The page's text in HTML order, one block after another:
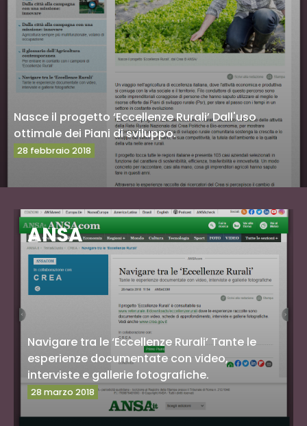
Nasce il progetto ‘Eccellenze Rurali’ Dall'uso
ottimale dei Piani di sviluppo.
28 febbraio 2018
Vai al sito
ANSA
Navigare tra le ‘Eccellenze Rurali’ Tante le
esperienze documentate con video,
interviste e gallerie fotografiche.
28 marzo 2018